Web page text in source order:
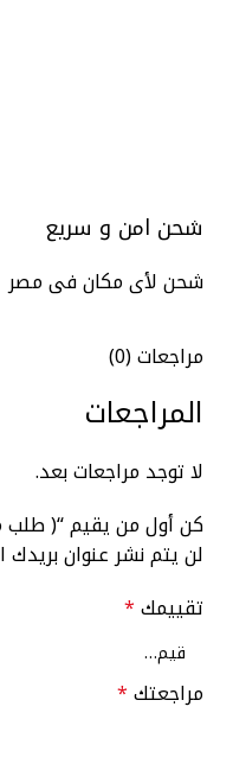
شحن امن و سريع
شحن لأى مكان فى مصر
مراجعات (0)
المراجعات
لا توجد مراجعات بعد.
كن أول من يقيم “( طلب مسبق ) سلة مهملات استانلس
لن يتم نشر عنوان بريدك
تقييمك*
مراجعتك*